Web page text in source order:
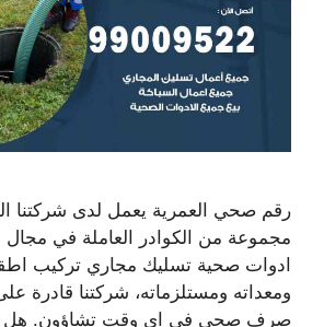
رقم صحي العمرية يعمل لدى شركتنا
مجموعة من الكوادر العاملة في
ادوات صحية تسليك مجاري تركيب
ومعداته ومستلزماته، شركتنا قادرة
صرف صحي في اي وقت تشاؤون. هل